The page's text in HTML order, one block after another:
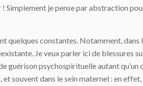
je pense par abstraction
constantes. Notamment, dans
Je veux parler ici de blessures
guérison psychospirituelle autant
souvent dans le sein maternel : en